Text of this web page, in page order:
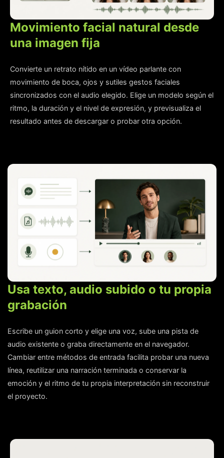
Movimiento facial natural desde
una imagen fija
Convierte un retrato nítido en un vídeo parlante con
movimiento de boca, ojos y sutiles gestos faciales
sincronizados con el audio elegido. Elige un modelo según el
ritmo, la duración y el nivel de expresión, y previsualiza el
resultado antes de descargar o probar otra opción.
Usa texto, audio subido o tu propia
grabación
Escribe un guion corto y elige una voz, sube una pista de
audio existente o graba directamente en el navegador.
Cambiar entre métodos de entrada facilita probar una nueva
línea, reutilizar una narración terminada o conservar la
emoción y el ritmo de tu propia interpretación sin reconstruir
el proyecto.